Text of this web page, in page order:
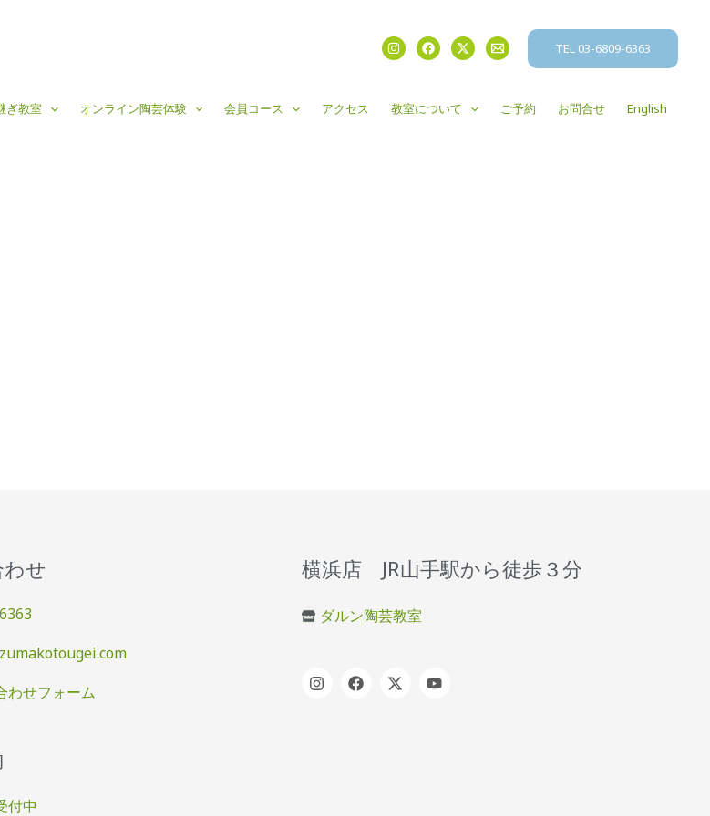
TEL 03-6809-6363
ぎ教室 オンライン陶芸体験 会員コース アクセス 教室について ご予約 お問合せ English
せ
わせフォーム
付中
横浜店 JR山手駅から徒歩３分
ダルン陶芸教室